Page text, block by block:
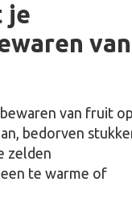
je
van
van fruit
bedorven
zelden
te warme of